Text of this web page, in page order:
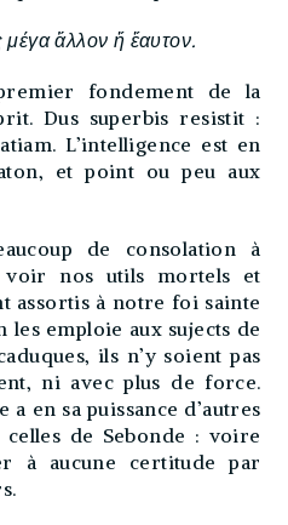
ἄλλον ἤ ἔαυτον.
fondement de la
Dus superbis resistit :
L’intelligence est en
et point ou peu aux
de consolation à
voir nos utils mortels et
assortis à notre foi sainte
les emploie aux sujects de
ils n’y soient pas
ni avec plus de force.
en sa puissance d’autres
de Sebonde : voire
à aucune certitude par